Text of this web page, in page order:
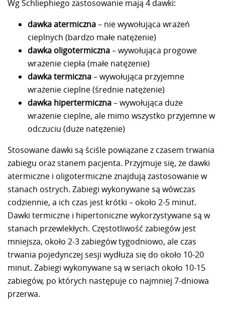
Wg Schliephiego zastosowanie mają 4 dawki:
dawka atermiczna– nie wywołująca wrażeń
cieplnych (bardzo małe natężenie)
dawka oligotermiczna– wywołująca progowe
wrażenie ciepła (małe natężenie)
dawka termiczna– wywołująca przyjemne
wrażenie cieplne (średnie natężenie)
dawka hipertermiczna– wywołująca duże
wrażenie cieplne, ale mimo wszystko przyjemne w
odczuciu (duże natężenie)
Stosowane dawki są ściśle powiązane z czasem trwania
zabiegu oraz stanem pacjenta. Przyjmuje się, że dawki
atermiczne i oligotermiczne znajdują zastosowanie w
stanach ostrych. Zabiegi wykonywane są wówczas
codziennie, a ich czas jest krótki – około 2-5 minut.
Dawki termiczne i hipertoniczne wykorzystywane są w
stanach przewlekłych. Częstotliwość zabiegów jest
mniejsza, około 2-3 zabiegów tygodniowo, ale czas
trwania pojedynczej sesji wydłuża się do około 10-20
minut. Zabiegi wykonywane są w seriach około 10-15
zabiegów, po których następuje co najmniej 7-dniowa
przerwa.